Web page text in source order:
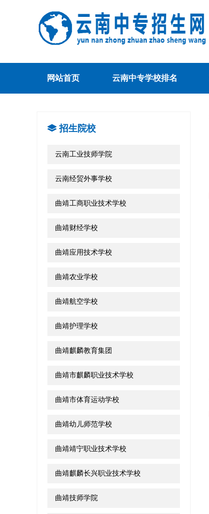
网站首页 云南中专学校排名
招生院校
云南工业技师学院
云南经贸外事学校
曲靖工商职业技术学校
曲靖财经学校
曲靖应用技术学校
曲靖农业学校
曲靖航空学校
曲靖护理学校
曲靖麒麟教育集团
曲靖市麒麟职业技术学校
曲靖市体育运动学校
曲靖幼儿师范学校
曲靖靖宁职业技术学校
曲靖麒麟长兴职业技术学校
曲靖技师学院